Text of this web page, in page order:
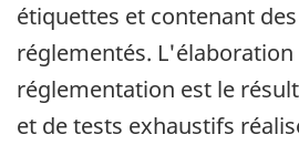
étiquettes et contenant
réglementés. L'élaboration
réglementation est le
et de tests exhaustifs